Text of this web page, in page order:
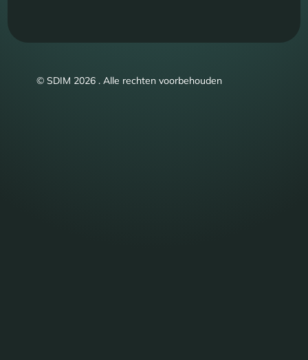
© SDIM 2026 . Alle rechten voorbehouden